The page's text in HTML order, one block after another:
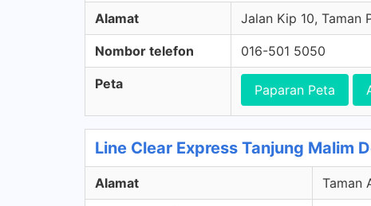
Alamat Jalan Kip 10, Taman
Nombor telefon 016-501 5050
Peta Paparan Peta
Line Clear Express Tanjung Malim
Alamat Taman